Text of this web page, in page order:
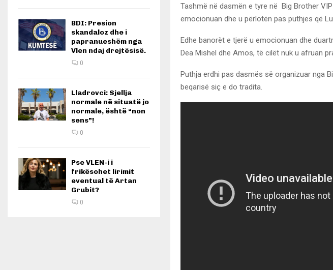
Tashmë në dasmën e tyre në Big Brother
emocionuan dhe u përlotën pas puthjes që
Edhe banorët e tjerë u emocionuan dhe
Dea Mishel dhe Amos, të cilët nuk u afruan
Puthja erdhi pas dasmës së organizuar nga
beqarisë siç e do tradita.
BDI: Presion
skandaloz dhe i
papranueshëm nga
Vlen ndaj drejtësisë.
0
Lladrovci: Sjellja
normale në situatë jo
normale, është “non
sens”!
0
Pse VLEN-i i
frikësohet lirimit
eventual të Artan
Grubit?
0